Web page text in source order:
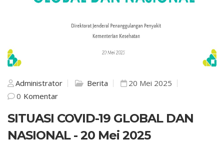
Administrator Berita
20 Mei 2025
0 Komentar
SITUASI COVID-19 GLOBAL DAN
NASIONAL - 20 Mei 2025